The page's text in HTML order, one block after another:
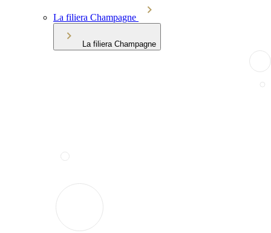
La filiera Champagne
La filiera Champagne